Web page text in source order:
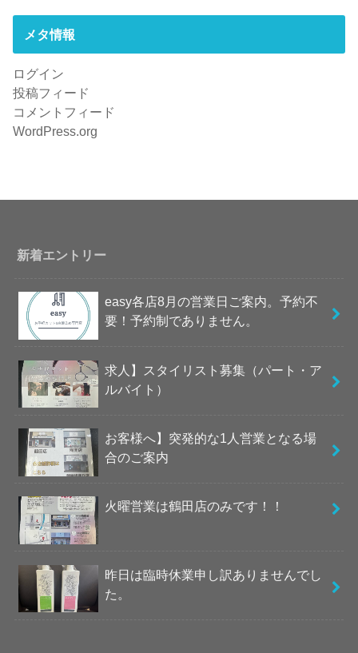
メタ情報
ログイン
投稿フィード
コメントフィード
WordPress.org
新着エントリー
easy各店8月の営業日ご案内。予約不
要！予約制でありません。
求人】スタイリスト募集（パート・ア
ルバイト）
お客様へ】突発的な1人営業となる場
合のご案内
火曜営業は鶴田店のみです！！
昨日は臨時休業申し訳ありませんでし
た。